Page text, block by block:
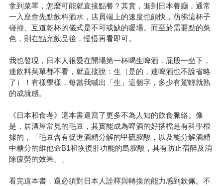
拿到菜單，怎麼可能就直接點餐？其實，進到日本餐廳，通常
一入座會先點飲料酒水，店員端上的速度也頗快，彷彿這杯子
碰撞、互道乾杯的儀式是不可或缺的暖場。而至於需要點的菜
色，則在點完飲品後，慢慢再看即可。
我也發現，日本人很愛在開場第一杯喝生啤酒，屁股一坐下，
連飲料菜單都不看，就直接說：生（是的，連啤酒也不說省略
了）！有樣學樣，每當我喊出「生」這個字，多少有駕輕就熟
的成就感。
《日本和食考》這本書還寫了更多不為人知的飲食脈絡。像
是，居酒屋常見的毛豆，其實能成為啤酒的好搭檔是有科學根
據的，「毛豆含有促進酒精分解的甲硫胺酸，以及能分解酒精
中糖分的維他命B1和恢復肝功能的島胺酸，具有防止宿醉及消
除疲勞的效果。」
看完這本書，還必須對日本人詮釋與轉換的能力感到欽佩。不